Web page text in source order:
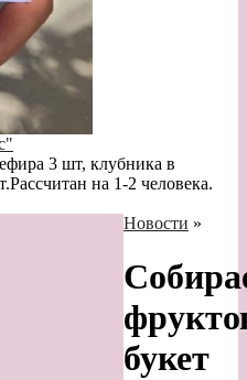
3 шт, клубника в
на 1-2 человека.
Новости »
букет